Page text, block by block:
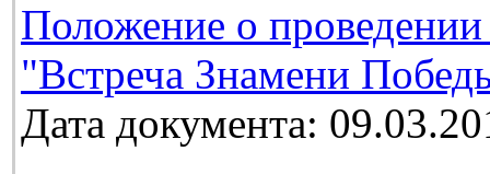
Положение о
"Встреча Знамени
Дата документа: